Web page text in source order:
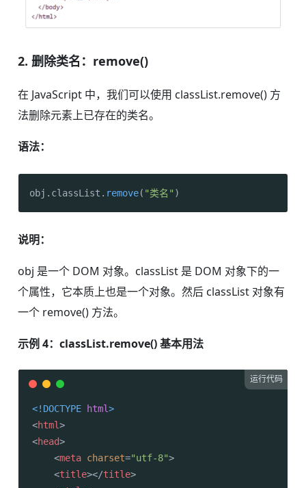
2. 删除类名：remove()
在 JavaScript 中，我们可以使用 classList.remove() 方
法删除元素上已存在的类名。
语法：
obj. classList . remove( "类名" )
说明：
obj 是一个 DOM 对象。classList 是 DOM 对象下的一
个属性，它本质上也是一个对象。然后 classList 对象有
一个 remove() 方法。
示例 4：classList.remove() 基本用法
运行代码
<!DOCTYPE html>
<html>
<head>
<meta charset="utf-8">
<title></title>